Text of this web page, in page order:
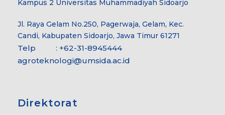
Kampus 2 Universitas Muhammadiyah Sidoarjo
Jl. Raya Gelam No.250, Pagerwaja, Gelam, Kec.
Candi, Kabupaten Sidoarjo, Jawa Timur 61271
Telp : +62-31-8945444
agroteknologi@umsida.ac.id
Direktorat